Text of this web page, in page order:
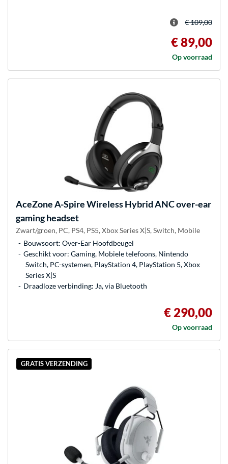
€ 109,00
€ 89,00
Op voorraad
AceZoneA-Spire Wireless Hybrid ANC over-ear
gaming headset
Zwart/groen, PC, PS4, PS5, Xbox Series X|S, Switch, Mobile
Bouwsoort: Over-Ear Hoofdbeugel
Geschikt voor: Gaming, Mobiele telefoons, Nintendo
Switch, PC-systemen, PlayStation 4, PlayStation 5, Xbox
Series X|S
Draadloze verbinding: Ja, via Bluetooth
€ 290,00
Op voorraad
GRATIS VERZENDING